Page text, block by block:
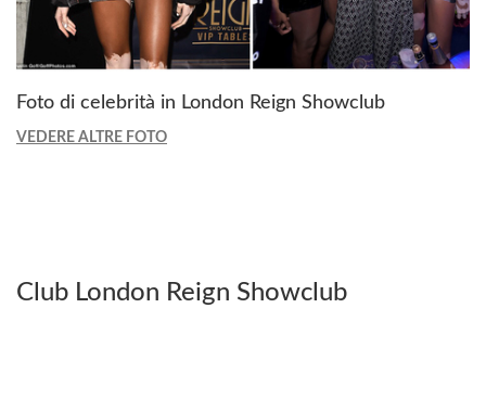
Foto di celebrità in London Reign Showclub
VEDERE ALTRE FOTO
Club London Reign Showclub